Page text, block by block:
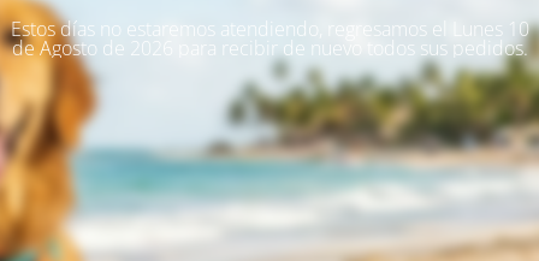
Estos días no estaremos atendiendo, regresamos el Lunes 10
de Agosto de 2026 para recibir de nuevo todos sus pedidos.